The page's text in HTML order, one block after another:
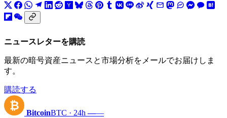
ニュースレターを購読
最新の暗号資産ニュースと市場分析をメールでお届けしま
す。
購読する
₿
BitcoinBTC · 24h ——